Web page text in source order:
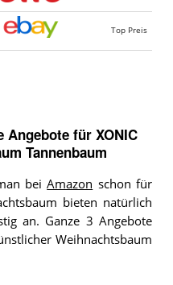
Top Preis
Angebote für XONIC
Tannenbaum
beiAmazon schon für
bieten natürlich
an. Ganze 3 Angebote
Weihnachtsbaum